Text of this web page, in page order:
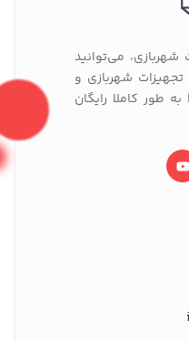
شهربازی، می‌توانید
تجهیزات شهربازی و
طور کاملا رایگان